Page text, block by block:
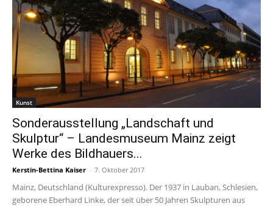
Kunst
Sonderausstellung „Landschaft und
Skulptur“ – Landesmuseum Mainz zeigt
Werke des Bildhauers...
Kerstin-Bettina Kaiser - 7. Oktober 2017
Mainz, Deutschland (Kulturexpresso). Der 1937 in Lauban, Schlesien,
geborene Eberhard Linke, der seit über 50 Jahren Skulpturen aus